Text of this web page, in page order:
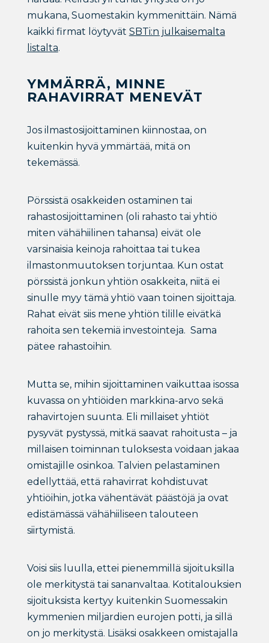
mukana, Suomestakin kymmenittäin. Nämä
kaikki firmat löytyvät SBTi:n julkaisemalta
listalta.
YMMÄRRÄ, MINNE
RAHAVIRRAT MENEVÄT
Jos ilmastosijoittaminen kiinnostaa, on
kuitenkin hyvä ymmärtää, mitä on
tekemässä.
Pörssistä osakkeiden ostaminen tai
rahastosijoittaminen (oli rahasto tai yhtiö
miten vähähiilinen tahansa) eivät ole
varsinaisia keinoja rahoittaa tai tukea
ilmastonmuutoksen torjuntaa. Kun ostat
pörssistä jonkun yhtiön osakkeita, niitä ei
sinulle myy tämä yhtiö vaan toinen sijoittaja.
Rahat eivät siis mene yhtiön tilille eivätkä
rahoita sen tekemiä investointeja. Sama
pätee rahastoihin.
Mutta se, mihin sijoittaminen vaikuttaa isossa
kuvassa on yhtiöiden markkina-arvo sekä
rahavirtojen suunta. Eli millaiset yhtiöt
pysyvät pystyssä, mitkä saavat rahoitusta – ja
millaisen toiminnan tuloksesta voidaan jakaa
omistajille osinkoa. Talvien pelastaminen
edellyttää, että rahavirrat kohdistuvat
yhtiöihin, jotka vähentävät päästöjä ja ovat
edistämässä vähähiiliseen talouteen
siirtymistä.
Voisi siis luulla, ettei pienemmillä sijoituksilla
ole merkitystä tai sananvaltaa. Kotitalouksien
sijoituksista kertyy kuitenkin Suomessakin
kymmenien miljardien eurojen potti, ja sillä
on jo merkitystä. Lisäksi osakkeen omistajalla